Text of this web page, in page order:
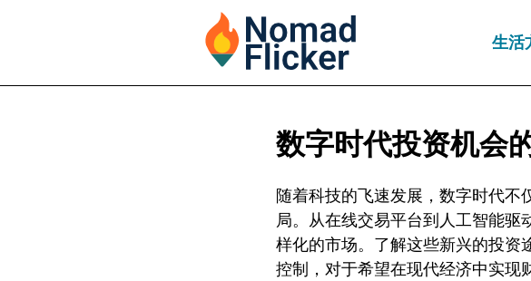
生活
数字时代投资机会
随着科技的飞速发展，数字时代不
局。从在线交易平台到人工智能驱
样化的市场。了解这些新兴的投资
控制，对于希望在现代经济中实现